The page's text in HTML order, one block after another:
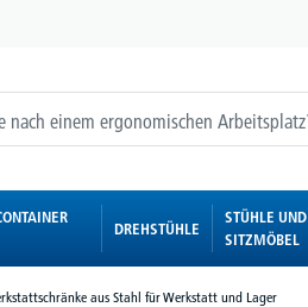
DREHSTÜHLE
STÜHLE UND
SITZMÖBEL
aus Stahl für Werkstatt und Lager